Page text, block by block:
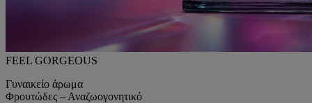
FEEL GORGEOUS
Γυναικείο άρωμα
Φρουτώδες – Αναζωογονητικό